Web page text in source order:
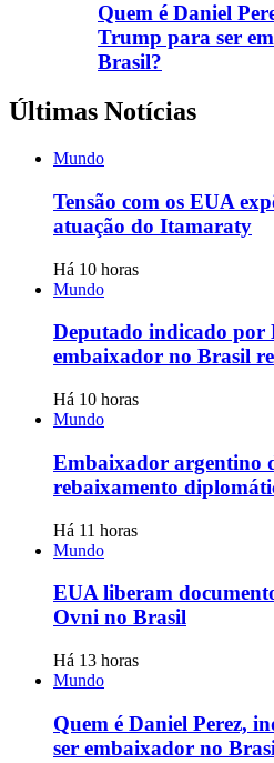
Quem é Daniel
Trump para ser
Brasil?
Últimas Notícias
Mundo
Tensão com os EUA
atuação do Itamaraty
Há 10 horas
Mundo
Deputado indicado
embaixador no Brasil
Há 10 horas
Mundo
Embaixador argentino
rebaixamento
Há 11 horas
Mundo
EUA liberam
Ovni no Brasil
Há 13 horas
Mundo
Quem é Daniel Perez,
ser embaixador no